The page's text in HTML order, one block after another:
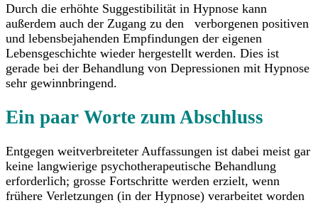
Durch die erhöhte Suggestibilität in Hypnose kann
außerdem auch der Zugang zu den verborgenen positiven
und lebensbejahenden Empfindungen der eigenen
Lebensgeschichte wieder hergestellt werden. Dies ist
gerade bei der Behandlung von Depressionen mit Hypnose
sehr gewinnbringend.
Ein paar Worte zum Abschluss
Entgegen weitverbreiteter Auffassungen ist dabei meist gar
keine langwierige psychotherapeutische Behandlung
erforderlich; grosse Fortschritte werden erzielt, wenn
frühere Verletzungen (in der Hypnose) verarbeitet worden